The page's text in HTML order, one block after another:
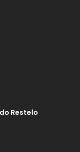
Restelo